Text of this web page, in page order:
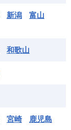
新潟
富山
和歌山
宮崎 鹿児島